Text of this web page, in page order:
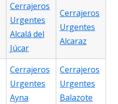
Cerrajeros
Urgentes
Alcalá del
Júcar
Cerrajeros
Urgentes
Alcaraz
Cerrajeros
Urgentes
Ayna
Cerrajeros
Urgentes
Balazote